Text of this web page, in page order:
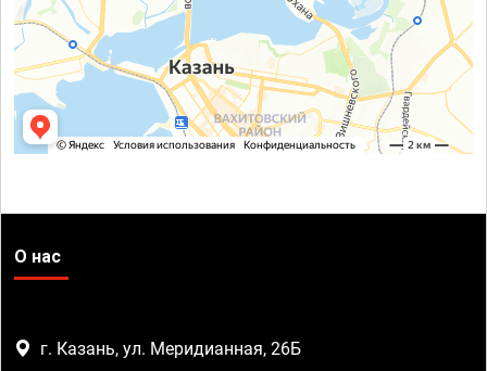
О нас
г. Казань, ул. Меридианная, 26Б